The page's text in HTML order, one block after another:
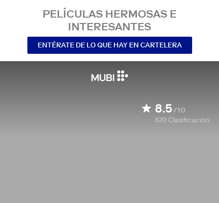
PELÍCULAS HERMOSAS E
INTERESANTES
ENTÉRATE DE LO QUE HAY EN CARTELERA
8.5/10
670 Clasificación